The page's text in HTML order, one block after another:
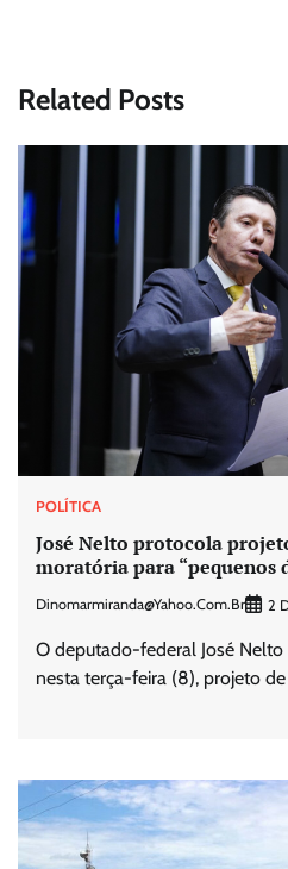
Related Posts
POLÍTICA
José Nelto protocola
moratória para “pequenos
Dinomarmiranda@yahoo.com.br 2
O deputado-federal José
nesta terça-feira (8), projeto